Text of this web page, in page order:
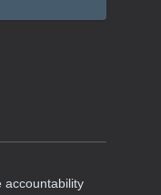
accountability